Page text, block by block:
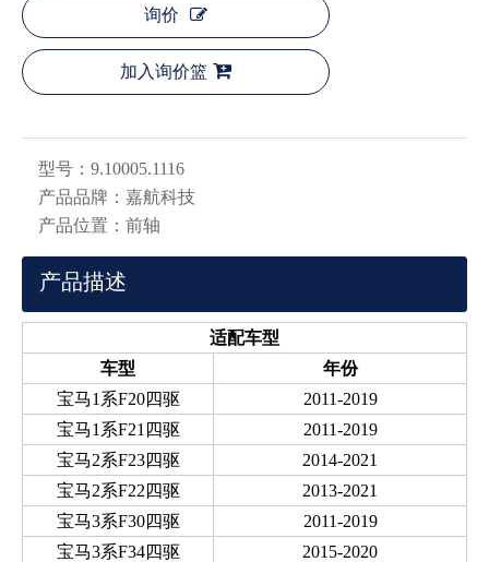
询价
加入询价篮
型号： 9.10005.1116
产品品牌： 嘉航科技
产品位置： 前轴
产品描述
适配车型
车型
年份
宝马1系F20四驱
2011-2019
宝马1系F21四驱
2011-2019
宝马2系F23四驱
2014-2021
宝马2系F22四驱
2013-2021
宝马3系F30四驱
2011-2019
宝马3系F34四驱
2015-2020